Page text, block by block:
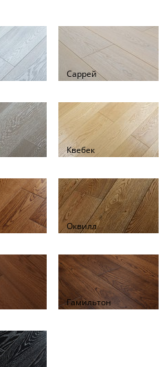
Саррей
Квебек
Оквилл
Гамильтон